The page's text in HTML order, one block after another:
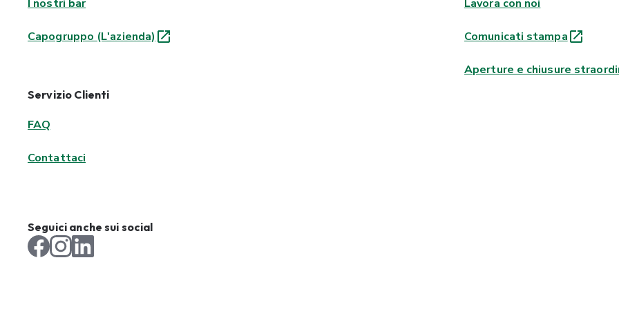
I nostri bar
Capogruppo (L'azienda)
Lavora con noi
Comunicati stampa
Aperture e chiusure
Servizio Clienti
FAQ
Contattaci
Seguici anche sui social